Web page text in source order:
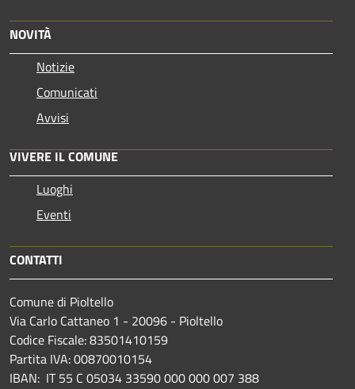
NOVITÀ
Notizie
Comunicati
Avvisi
VIVERE IL COMUNE
Luoghi
Eventi
CONTATTI
Comune di Pioltello
Via Carlo Cattaneo 1 - 20096 - Pioltello
Codice Fiscale: 83501410159
Partita IVA: 00870010154
IBAN: IT 55 C 05034 33590 000 000 007 388